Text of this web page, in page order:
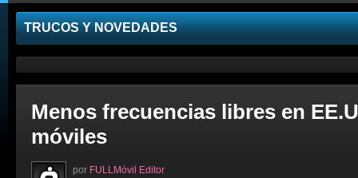
Celulares
TRUCOS Y NOVEDADES
Menos frecuencias libres en
móviles
por FULLMóvil Editor